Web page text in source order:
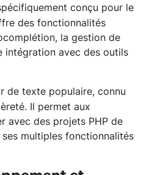
conçu pour le
des fonctionnalités
la gestion de
intégration avec des outils
de texte populaire, connu
Il permet aux
avec des projets PHP de
multiples fonctionnalités